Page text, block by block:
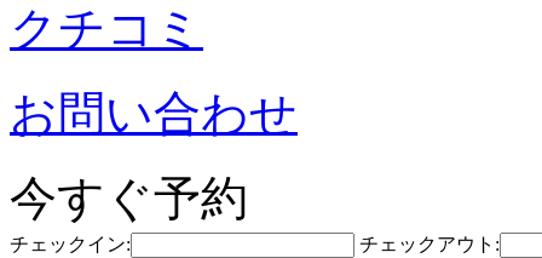
クチコミ
お問い合わせ
今すぐ予約
チェックイン: チェックアウト: